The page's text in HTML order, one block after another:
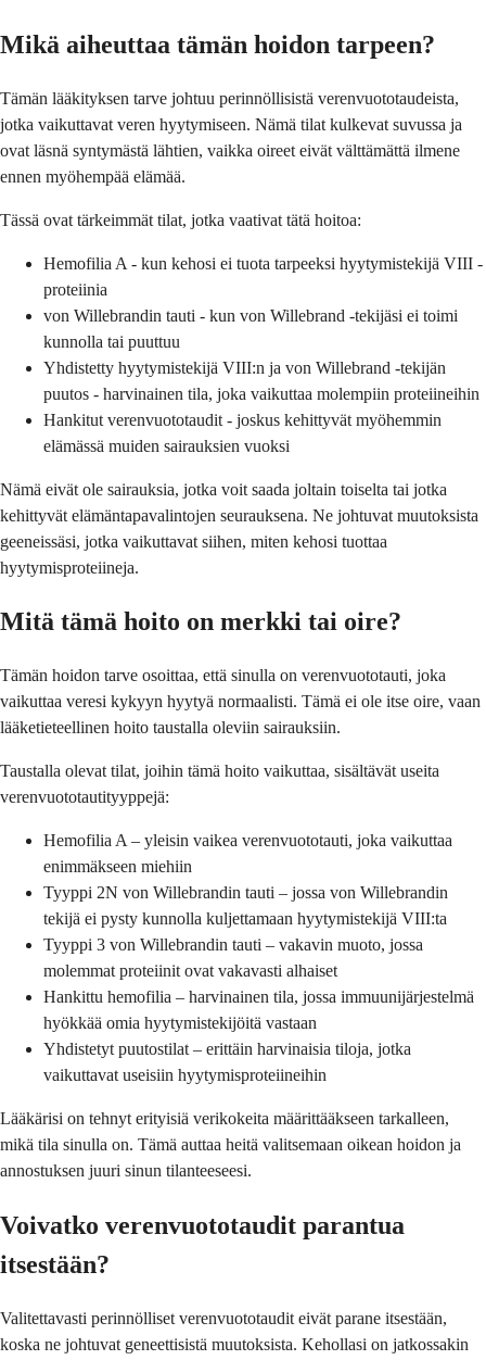
Mikä aiheuttaa tämän hoidon tarpeen?
Tämän lääkityksen tarve johtuu perinnöllisistä verenvuototaudeista,
jotka vaikuttavat veren hyytymiseen. Nämä tilat kulkevat suvussa ja
ovat läsnä syntymästä lähtien, vaikka oireet eivät välttämättä ilmene
ennen myöhempää elämää.
Tässä ovat tärkeimmät tilat, jotka vaativat tätä hoitoa:
Hemofilia A - kun kehosi ei tuota tarpeeksi hyytymistekijä VIII -
proteiinia
von Willebrandin tauti - kun von Willebrand -tekijäsi ei toimi
kunnolla tai puuttuu
Yhdistetty hyytymistekijä VIII:n ja von Willebrand -tekijän
puutos - harvinainen tila, joka vaikuttaa molempiin proteiineihin
Hankitut verenvuototaudit - joskus kehittyvät myöhemmin
elämässä muiden sairauksien vuoksi
Nämä eivät ole sairauksia, jotka voit saada joltain toiselta tai jotka
kehittyvät elämäntapavalintojen seurauksena. Ne johtuvat muutoksista
geeneissäsi, jotka vaikuttavat siihen, miten kehosi tuottaa
hyytymisproteiineja.
Mitä tämä hoito on merkki tai oire?
Tämän hoidon tarve osoittaa, että sinulla on verenvuototauti, joka
vaikuttaa veresi kykyyn hyytyä normaalisti. Tämä ei ole itse oire, vaan
lääketieteellinen hoito taustalla oleviin sairauksiin.
Taustalla olevat tilat, joihin tämä hoito vaikuttaa, sisältävät useita
verenvuototautityyppejä:
Hemofilia A – yleisin vaikea verenvuototauti, joka vaikuttaa
enimmäkseen miehiin
Tyyppi 2N von Willebrandin tauti – jossa von Willebrandin
tekijä ei pysty kunnolla kuljettamaan hyytymistekijä VIII:ta
Tyyppi 3 von Willebrandin tauti – vakavin muoto, jossa
molemmat proteiinit ovat vakavasti alhaiset
Hankittu hemofilia – harvinainen tila, jossa immuunijärjestelmä
hyökkää omia hyytymistekijöitä vastaan
Yhdistetyt puutostilat – erittäin harvinaisia tiloja, jotka
vaikuttavat useisiin hyytymisproteiineihin
Lääkärisi on tehnyt erityisiä verikokeita määrittääkseen tarkalleen,
mikä tila sinulla on. Tämä auttaa heitä valitsemaan oikean hoidon ja
annostuksen juuri sinun tilanteeseesi.
Voivatko verenvuototaudit parantua
itsestään?
Valitettavasti perinnölliset verenvuototaudit eivät parane itsestään,
koska ne johtuvat geneettisistä muutoksista. Kehollasi on jatkossakin